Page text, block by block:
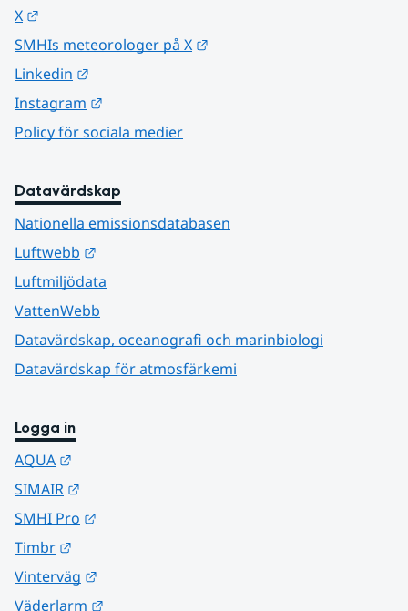
X
SMHIs meteorologer på X
Linkedin
Instagram
Policy för sociala medier
Datavärdskap
Nationella emissionsdatabasen
Luftwebb
Luftmiljödata
VattenWebb
Datavärdskap, oceanografi och marinbiologi
Datavärdskap för atmosfärkemi
Logga in
AQUA
SIMAIR
SMHI Pro
Timbr
Vinterväg
Väderlarm